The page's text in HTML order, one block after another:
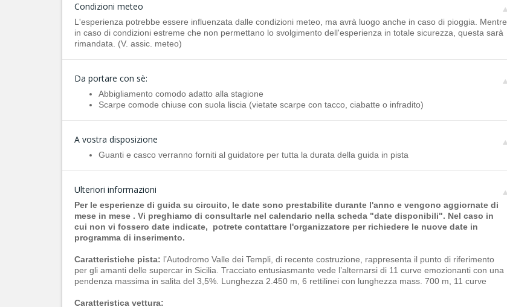
Condizioni meteo
L'esperienza potrebbe essere influenzata dalle condizioni meteo, ma avrà luogo anche in caso di pioggia. Mentre
in caso di condizioni estreme che non permettano lo svolgimento dell'esperienza in totale sicurezza, questa sarà
rimandata. (V. assic. meteo)
Da portare con sè:
Abbigliamento comodo adatto alla stagione
Scarpe comode chiuse con suola liscia (vietate scarpe con tacco, ciabatte o infradito)
A vostra disposizione
Guanti e casco verranno forniti al guidatore per tutta la durata della guida in pista
Ulteriori informazioni
Per le esperienze di guida su circuito, le date sono prestabilite durante l'anno e vengono aggiornate di
mese in mese . Vi preghiamo di consultarle nel calendario nella scheda "date disponibili". Nel caso in
cui non vi fossero date indicate, potrete contattare l'organizzatore per richiedere le nuove date in
programma di inserimento.
Caratteristiche pista: l’Autodromo Valle dei Templi, di recente costruzione, rappresenta il punto di riferimento
per gli amanti delle supercar in Sicilia. Tracciato entusiasmante vede l’alternarsi di 11 curve emozionanti con una
pendenza massima in salita del 3,5%. Lunghezza 2.450 m, 6 rettilinei con lunghezza mass. 700 m, 11 curve
Caratteristica vettura: